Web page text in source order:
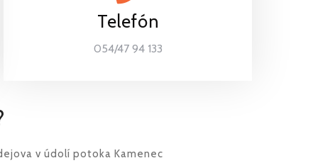
Telefón
054/47 94 133
v údolí potoka Kamenec